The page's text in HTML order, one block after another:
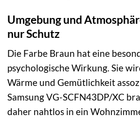
Umgebung und
nur Schutz
Die Farbe Braun hat eine
psychologische Wirkung. Sie
Wärme und Gemütlichkeit
Samsung VG-SCFN43DP/XC
daher nahtlos in ein